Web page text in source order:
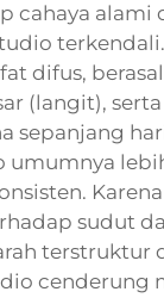
cahaya alami
difus,
(langit),
sepanjang
umumnya
Karena
sudut
terstruktur
cenderung